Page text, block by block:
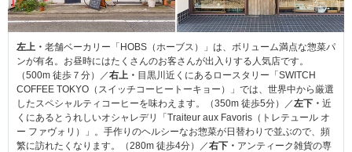
左上・ 老舗ベーカリー「HOBS（ホーブス）」は、ボリューム満点な惣菜パ
ンが有名。お昼時にはたくさんのお客さんが出入りする人気店です。
（500m 徒歩７分）／右上・ 目黒川近くにあるロースタリー「SWITCH
COFFEE TOKYO（スイッチコーヒートーキョー）」では、世界中から厳選
したスペシャルティコーヒーを味わえます。（350m 徒歩5分）／左下・ 近
くにあるとうれしいオシャレデリ「Traiteur aux Favoris（トレテュール オ
ー ファヴォリ）」。手作りのヘルシーなお惣菜が日替わりで並ぶので、頻
繁に訪れたくなります。（280m 徒歩4分）／右下・ アンティーク雑貨の専